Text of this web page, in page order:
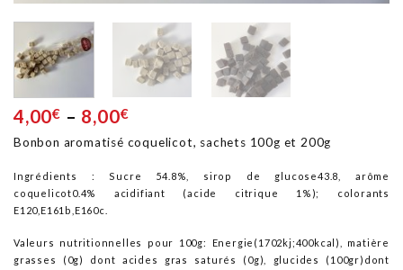
4,00€ – 8,00€
Bonbon aromatisé coquelicot, sachets 100g et 200g
Ingrédients : Sucre 54.8%, sirop de glucose43.8, arôme
coquelicot0.4% acidifiant (acide citrique 1%); colorants
E120,E161b,E160c.
Valeurs nutritionnelles pour 100g: Energie(1702kj;400kcal), matière
grasses (0g) dont acides gras saturés (0g), glucides (100gr)dont